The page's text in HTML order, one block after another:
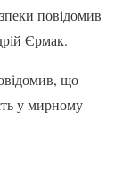
повідомив
Єрмак.
що
у мирному